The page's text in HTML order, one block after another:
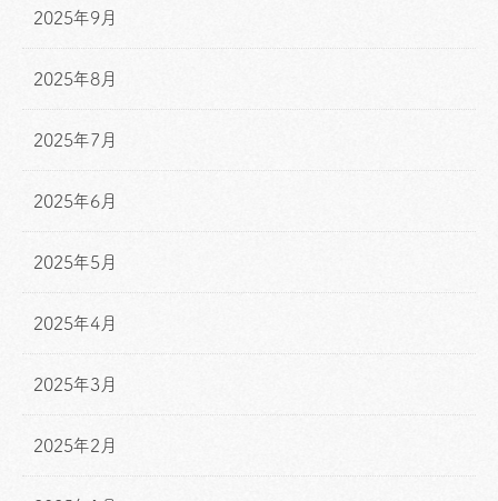
2025年9月
2025年8月
2025年7月
2025年6月
2025年5月
2025年4月
2025年3月
2025年2月